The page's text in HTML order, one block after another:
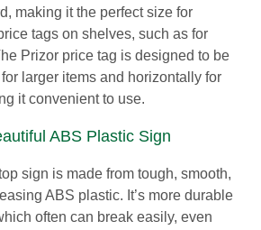
making it the perfect size for
tags on shelves, such as for
Prizor price tag is designed to be
larger items and horizontally for
it convenient to use.
ABS Plastic Sign
sign is made from tough, smooth,
ABS plastic. It’s more durable
often can break easily, even